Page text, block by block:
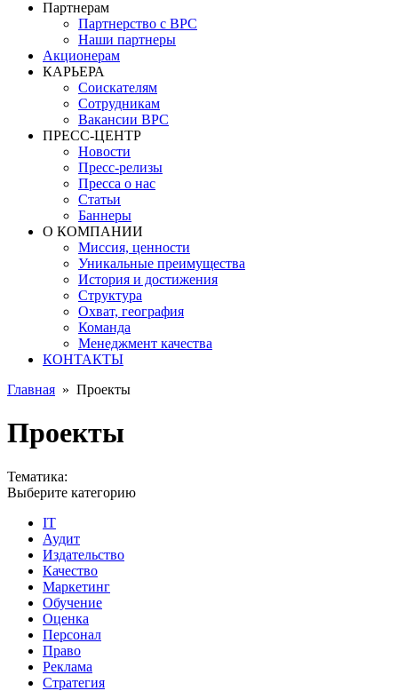
Партнерам
Партнерство с BPC
Наши партнеры
Акционерам
КАРЬЕРА
Соискателям
Сотрудникам
Вакансии BPC
ПРЕСС-ЦЕНТР
Новости
Пресс-релизы
Пресса о нас
Статьи
Баннеры
О КОМПАНИИ
Миссия, ценности
Уникальные преимущества
История и достижения
Структура
Охват, география
Команда
Менеджмент качества
КОНТАКТЫ
Главная » Проекты
Проекты
Тематика:
Выберите категорию
IT
Аудит
Издательство
Качество
Маркетинг
Обучение
Оценка
Персонал
Право
Реклама
Стратегия